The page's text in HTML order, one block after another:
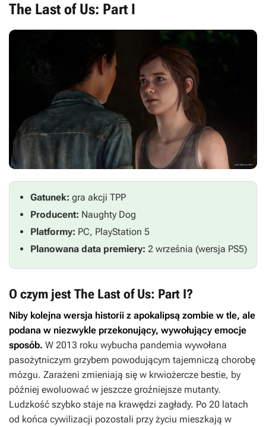
The Last of Us: Part I
Gatunek: gra akcji TPP
Producent: Naughty Dog
Platformy: PC, PlayStation 5
Planowana data premiery: 2 września (wersja PS5)
O czym jest The Last of Us: Part I?
Niby kolejna wersja historii z apokalipsą zombie w tle, ale
podana w niezwykle przekonujący, wywołujący emocje
sposób. W 2013 roku wybucha pandemia wywołana
pasożytniczym grzybem powodującym tajemniczą chorobę
mózgu. Zarażeni zmieniają się w krwiożercze bestie, by
później ewoluować w jeszcze groźniejsze mutanty.
Ludzkość szybko staje na krawędzi zagłady. Po 20 latach
od końca cywilizacji pozostali przy życiu mieszkają w